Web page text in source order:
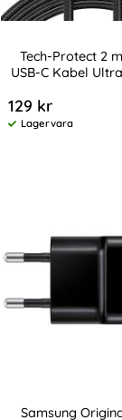
Tech-Protect 2
USB-C Kabel
129 kr
Tillgänglighet:
Lagervara
Protect 2 m
Samsung